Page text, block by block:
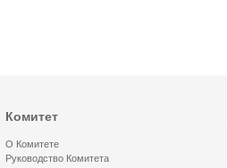
Комитет
О Комитете
Руководство Комитета